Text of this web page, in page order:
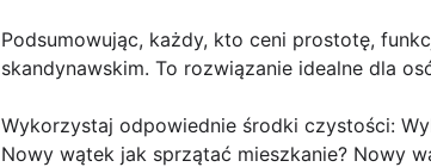
Podsumowując, każdy, kto ceni prostotę,
skandynawskim. To rozwiązanie idealne dla
Wykorzystaj odpowiednie środki czystości:
Nowy wątek jak sprzątać mieszkanie? Nowy